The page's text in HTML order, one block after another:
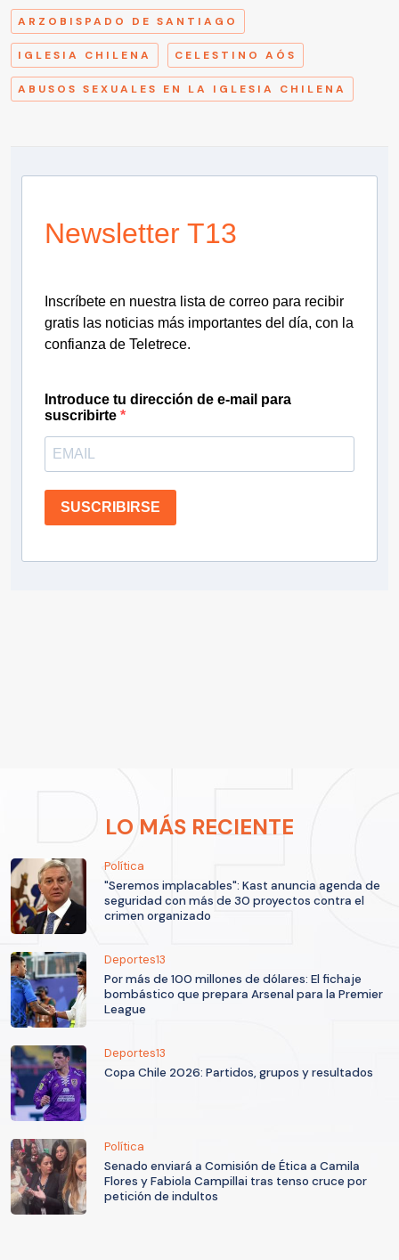
ARZOBISPADO DE SANTIAGO
IGLESIA CHILENA CELESTINO AÓS
ABUSOS SEXUALES EN LA IGLESIA CHILENA
Newsletter T13
Inscríbete en nuestra lista de correo para recibir
gratis las noticias más importantes del día, con la
confianza de Teletrece.
Introduce tu dirección de e-mail para
suscribirte
SUSCRIBIRSE
LO MÁS RECIENTE
Política
"Seremos implacables": Kast anuncia agenda de
seguridad con más de 30 proyectos contra el
crimen organizado
Deportes13
Por más de 100 millones de dólares: El fichaje
bombástico que prepara Arsenal para la Premier
League
Deportes13
Copa Chile 2026: Partidos, grupos y resultados
Política
Senado enviará a Comisión de Ética a Camila
Flores y Fabiola Campillai tras tenso cruce por
petición de indultos